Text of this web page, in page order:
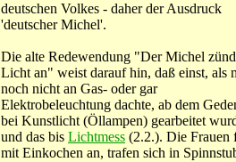
deutschen Volkes - daher der Ausdruck
'deutscher Michel'.
Die alte Redewendung "Der Michel
Licht an" weist darauf hin, daß einst, als
noch nicht an Gas- oder gar
Elektrobeleuchtung dachte, ab dem
bei Kunstlicht (Öllampen) gearbeitet
und das bis Lichtmess (2.2.). Die Frauen
mit Einkochen an, trafen sich in